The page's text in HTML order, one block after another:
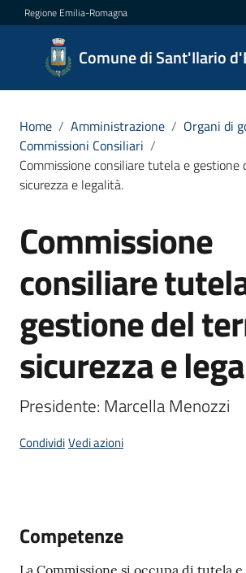
Vai al contenuto
Vai alla navigazione
Vai al footer
Regione Emilia-Romagna
Comune di Sant'Ilario
Comune
di
d'Enza
Novità
Servizi
Vivere
Sant'Ilario
d'Enza
Segnalazioni
Home / Amministrazione / Organi di
Commissioni Consiliari /
Commissione consiliare tutela e gestione
sicurezza e legalità.
Salta al contenuto
Commissione
consiliare
gestione del
sicurezza e
Presidente: Marcella Menozzi
CondividiVedi azioni
Competenze
La Commissione si occupa di tutela